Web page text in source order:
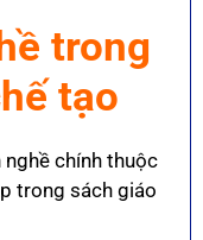
trong
tạo
chính thuộc
trong sách giáo